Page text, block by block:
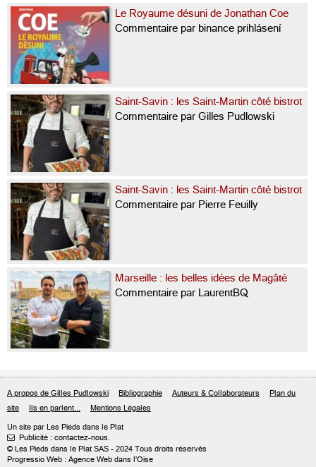
Le Royaume désuni de Jonathan Coe
Commentaire par binance prihlásení
Saint-Savin : les Saint-Martin côté bistrot
Commentaire par Gilles Pudlowski
Saint-Savin : les Saint-Martin côté bistrot
Commentaire par Pierre Feuilly
Marseille : les belles idées de Magâté
Commentaire par LaurentBQ
A propos de Gilles Pudlowski Bibliographie Auteurs & Collaborateurs
Plan du
site
Ils en parlent... Mentions Légales
Un site par Les Pieds dans le Plat
 Publicité : contactez-nous.
© Les Pieds dans le Plat SAS - 2024 Tous droits réservés
Progressio Web : Agence Web dans l'Oise